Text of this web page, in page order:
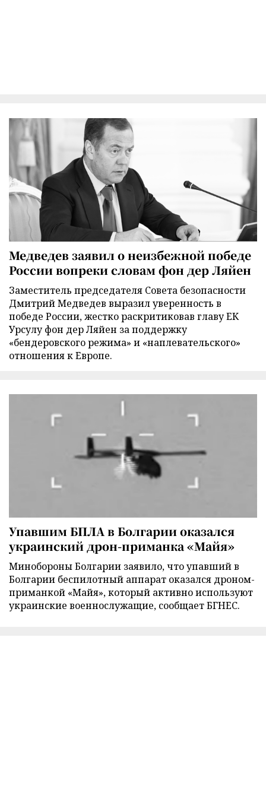
Медведев заявил о неизбежной победе
России вопреки словам фон дер Ляйен
Заместитель председателя Совета безопасности
Дмитрий Медведев выразил уверенность в
победе России, жестко раскритиковав главу ЕК
Урсулу фон дер Ляйен за поддержку
«бендеровского режима» и «наплевательского»
отношения к Европе.
Упавшим БПЛА в Болгарии оказался
украинский дрон-приманка «Майя»
Минобороны Болгарии заявило, что упавший в
Болгарии беспилотный аппарат оказался дроном-
приманкой «Майя», который активно используют
украинские военнослужащие, сообщает БГНЕС.